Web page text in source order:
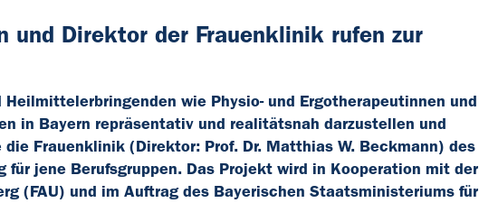
und Direktor der Frauenklinik rufen zur
wie Physio- und Ergotherapeutinnen und
in Bayern repräsentativ und realitätsnah darzustellen und
Frauenklinik (Direktor: Prof. Dr. Matthias W. Beckmann) des
jene Berufsgruppen. Das Projekt wird in Kooperation mit der
(FAU) und im Auftrag des Bayerischen Staatsministeriums für